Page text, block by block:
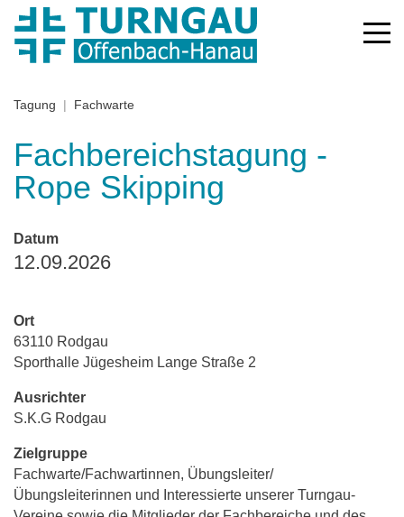
Tagung Fachwarte
Fachbereichstagung -
Rope Skipping
Datum
12.09.2026
Ort
63110 Rodgau
Sporthalle Jügesheim Lange Straße 2
Ausrichter
S.K.G Rodgau
Zielgruppe
Fachwarte/Fachwartinnen, Übungsleiter/
Übungsleiterinnen und Interessierte unserer Turngau-